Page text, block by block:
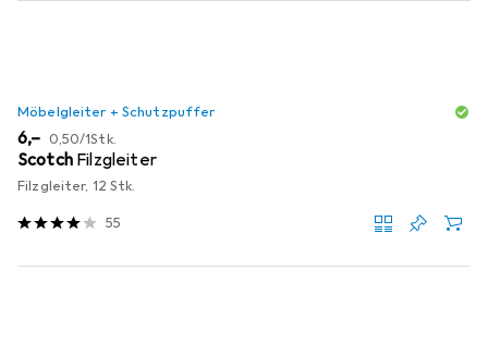
Möbelgleiter + Schutzpuffer
EUR
6,– EUR
0,50/1Stk.
Scotch Filzgleiter
Filzgleiter, 12 Stk.
55